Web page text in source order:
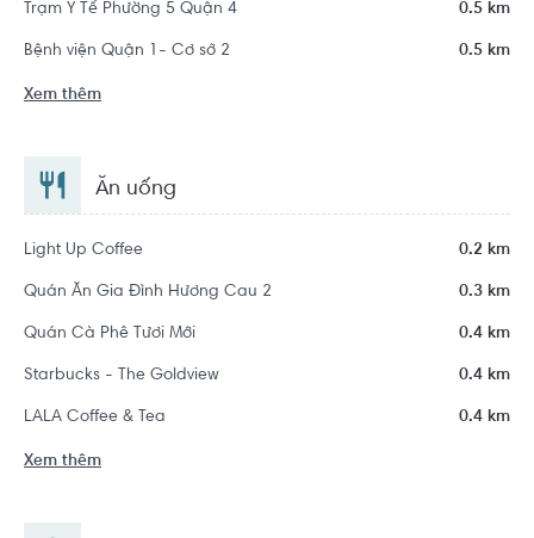
Trạm Y Tế Phường 5 Quận 4 0.5 km
Bệnh viện Quận 1- Cơ sở 2 0.5 km
Xem thêm
Ăn uống
Light Up Coffee 0.2 km
Quán Ăn Gia Đình Hương Cau 2 0.3 km
Quán Cà Phê Tươi Mới 0.4 km
Starbucks - The Goldview 0.4 km
LALA Coffee & Tea 0.4 km
Xem thêm